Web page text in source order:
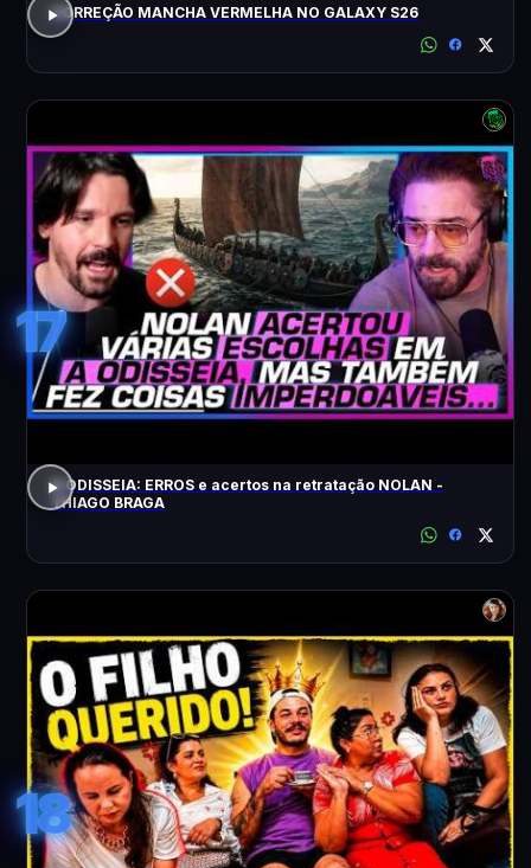
CORREÇÃO MANCHA VERMELHA NO GALAXY S26
17
A ODISSEIA: ERROS e acertos na retratação NOLAN -
THIAGO BRAGA
18